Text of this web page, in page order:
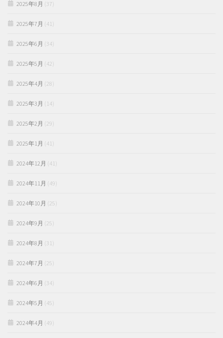
2025年8月 (37)
2025年7月 (41)
2025年6月 (34)
2025年5月 (42)
2025年4月 (28)
2025年3月 (14)
2025年2月 (29)
2025年1月 (41)
2024年12月 (41)
2024年11月 (49)
2024年10月 (25)
2024年9月 (25)
2024年8月 (31)
2024年7月 (25)
2024年6月 (34)
2024年5月 (45)
2024年4月 (49)